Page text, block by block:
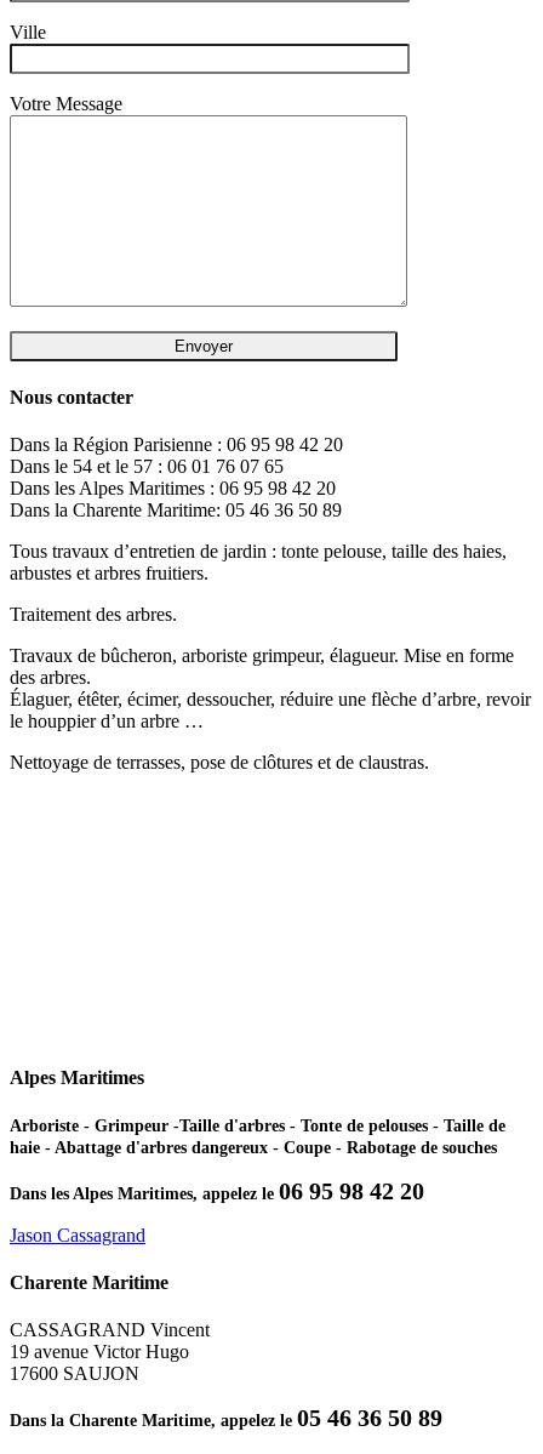
Ville
Votre Message
Nous contacter
Dans la Région Parisienne : 06 95 98 42 20
Dans le 54 et le 57 : 06 01 76 07 65
Dans les Alpes Maritimes : 06 95 98 42 20
Dans la Charente Maritime: 05 46 36 50 89
Tous travaux d’entretien de jardin : tonte pelouse, taille des haies,
arbustes et arbres fruitiers.
Traitement des arbres.
Travaux de bûcheron, arboriste grimpeur, élagueur. Mise en forme
des arbres.
Élaguer, étêter, écimer, dessoucher, réduire une flèche d’arbre, revoir
le houppier d’un arbre …
Nettoyage de terrasses, pose de clôtures et de claustras.
Alpes Maritimes
Arboriste - Grimpeur -Taille d'arbres - Tonte de pelouses - Taille de
haie - Abattage d'arbres dangereux - Coupe - Rabotage de souches
Dans les Alpes Maritimes, appelez le 06 95 98 42 20
Jason Cassagrand
Charente Maritime
CASSAGRAND Vincent
19 avenue Victor Hugo
17600 SAUJON
Dans la Charente Maritime, appelez le 05 46 36 50 89